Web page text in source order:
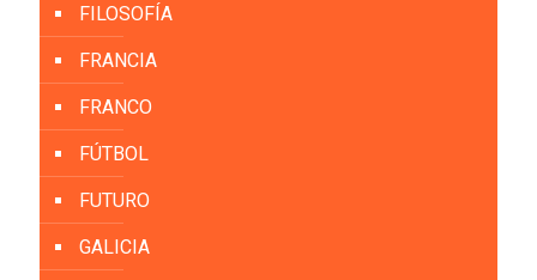
FILOSOFÍA
FRANCIA
FRANCO
FÚTBOL
FUTURO
GALICIA